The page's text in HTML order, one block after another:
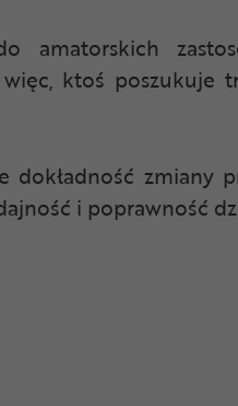
amatorskich
ktoś poszukuje
zmiany
i poprawność